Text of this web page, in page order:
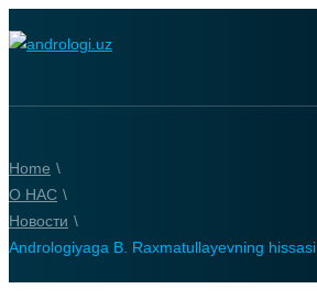
Home \
О НАС \
Новости \
Andrologiyaga B. Raxmatullayevning hissasi